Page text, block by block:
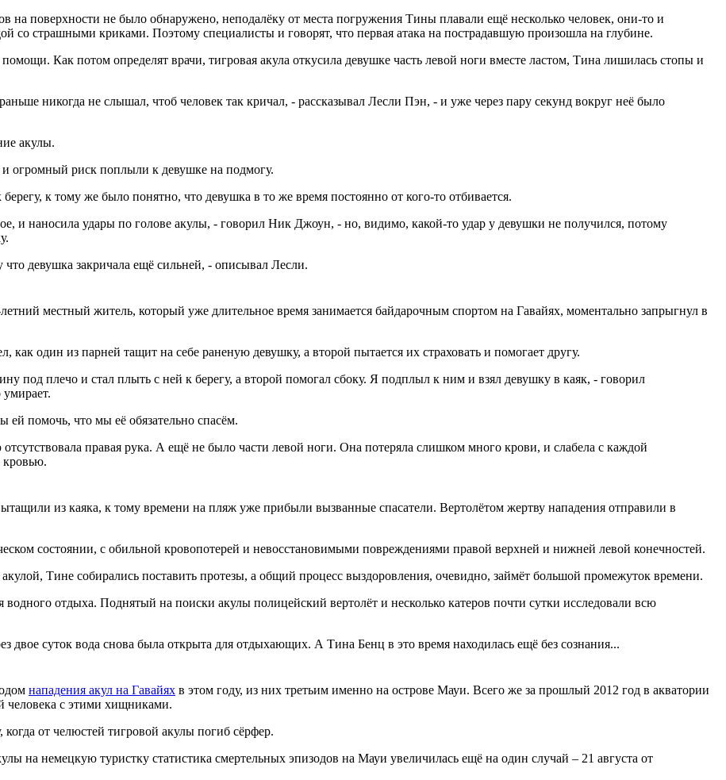
на поверхности не было обнаружено, неподалёку от места погружения Тины плавали ещё несколько человек, они-то и
со страшными криками. Поэтому специалисты и говорят, что первая атака на пострадавшую произошла на глубине.
Как потом определят врачи, тигровая акула откусила девушке часть левой ноги вместе ластом, Тина лишилась стопы и
никогда не слышал, чтоб человек так кричал, - рассказывал Лесли Пэн, - и уже через пару секунд вокруг неё было
акулы.
огромный риск поплыли к девушке на подмогу.
к тому же было понятно, что девушка в то же время постоянно от кого-то отбивается.
и наносила удары по голове акулы, - говорил Ник Джоун, - но, видимо, какой-то удар у девушки не получился, потому
девушка закричала ещё сильней, - описывал Лесли.
местный житель, который уже длительное время занимается байдарочным спортом на Гавайях, моментально запрыгнул в
один из парней тащит на себе раненую девушку, а второй пытается их страховать и помогает другу.
под плечо и стал плыть с ней к берегу, а второй помогал сбоку. Я подплыл к ним и взял девушку в каяк, - говорил
ей помочь, что мы её обязательно спасём.
правая рука. А ещё не было части левой ноги. Она потеряла слишком много крови, и слабела с каждой
кровью.
из каяка, к тому времени на пляж уже прибыли вызванные спасатели. Вертолётом жертву нападения отправили в
состоянии, с обильной кровопотерей и невосстановимыми повреждениями правой верхней и нижней левой конечностей.
Тине собирались поставить протезы, а общий процесс выздоровления, очевидно, займёт большой промежуток времени.
отдыха. Поднятый на поиски акулы полицейский вертолёт и несколько катеров почти сутки исследовали всю
двое суток вода снова была открыта для отдыхающих. А Тина Бенц в это время находилась ещё без сознания...
нападения акул на Гавайях в этом году, из них третьим именно на острове Мауи. Всего же за прошлый 2012 год в акватории
человека с этими хищниками.
от челюстей тигровой акулы погиб сёрфер.
на немецкую туристку статистика смертельных эпизодов на Мауи увеличилась ещё на один случай – 21 августа от